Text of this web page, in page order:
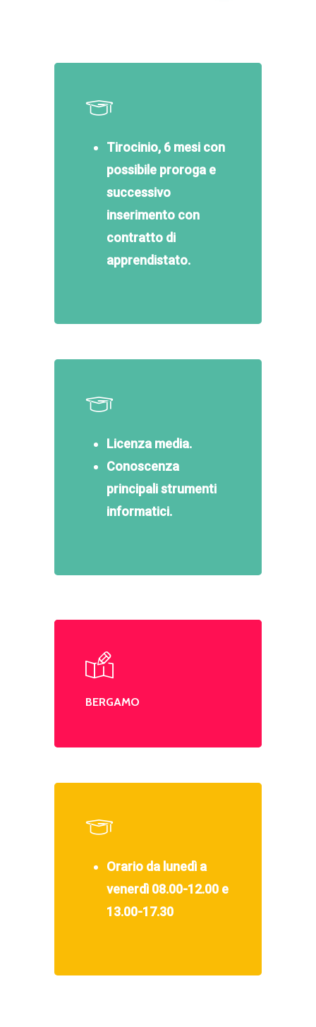
Tirocinio, 6 mesi con
possibile proroga e
successivo
inserimento con
contratto di
apprendistato.
Licenza media.
Conoscenza
principali strumenti
informatici.
BERGAMO
Orario da lunedì a
venerdì 08.00-12.00 e
13.00-17.30